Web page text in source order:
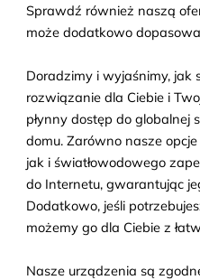
Sprawdź również naszą
może dodatkowo
Doradzimy i wyjaśnimy, jak
rozwiązanie dla Ciebie i
płynny dostęp do globalnej
domu. Zarówno nasze
jak i światłowodowego
do Internetu, gwarantując
Dodatkowo, jeśli
możemy go dla Ciebie z
Nasze urządzenia są